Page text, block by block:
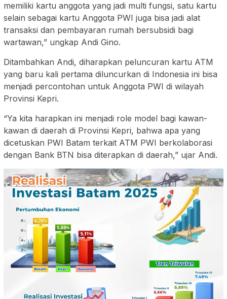
memiliki kartu anggota yang jadi multi fungsi, satu kartu
selain sebagai kartu Anggota PWI juga bisa jadi alat
transaksi dan pembayaran rumah bersubsidi bagi
wartawan,” ungkap Andi Gino.
Ditambahkan Andi, diharapkan peluncuran kartu ATM
yang baru kali pertama diluncurkan di Indonesia ini bisa
menjadi percontohan untuk Anggota PWI di wilayah
Provinsi Kepri.
“Ya kita harapkan ini menjadi role model bagi kawan-
kawan di daerah di Provinsi Kepri, bahwa apa yang
dicetuskan PWI Batam terkait ATM PWI berkolaborasi
dengan Bank BTN bisa diterapkan di daerah,” ujar Andi.